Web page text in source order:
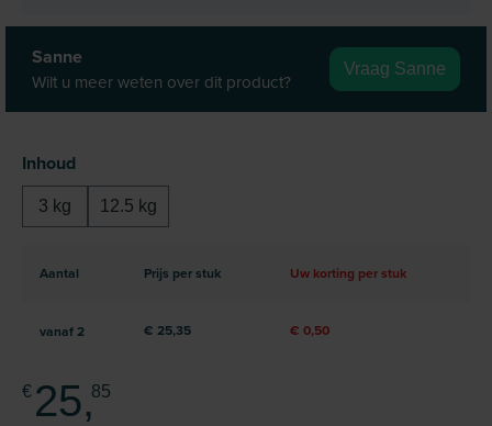
Sanne
Wilt u meer weten over dit product?
Vraag Sanne
Aantal Prijs per stuk Uw korting per stuk
vanaf2 € 25,35 € 0,50
€ 25,85
Selecteer
Inhoud
3 kg 12.5 kg